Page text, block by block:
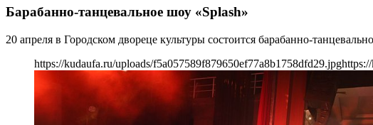
Барабанно-танцевальное шоу «Splash»
20 апреля в Городском двореце культуры состоится барабанно-
https://kudaufa.ru/uploads/f5a057589f879650ef77a8b1758dfd29.jpg